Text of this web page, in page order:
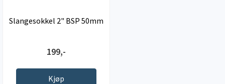
Slangesokkel 2" BSP 50mm
199,-
Kjøp